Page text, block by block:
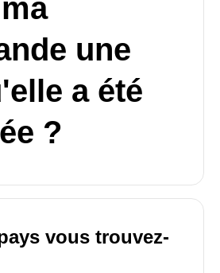
une
a été
?
vous trouvez-